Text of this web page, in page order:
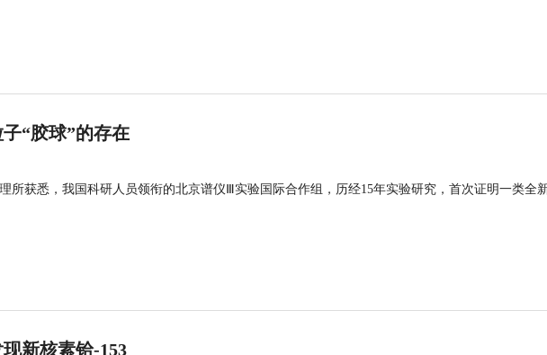
“胶球”的存在
所获悉，我国科研人员领衔的北京谱仪Ⅲ实验国际合作组，历经15年实验研究，首次证明一类全
新核素铪-153